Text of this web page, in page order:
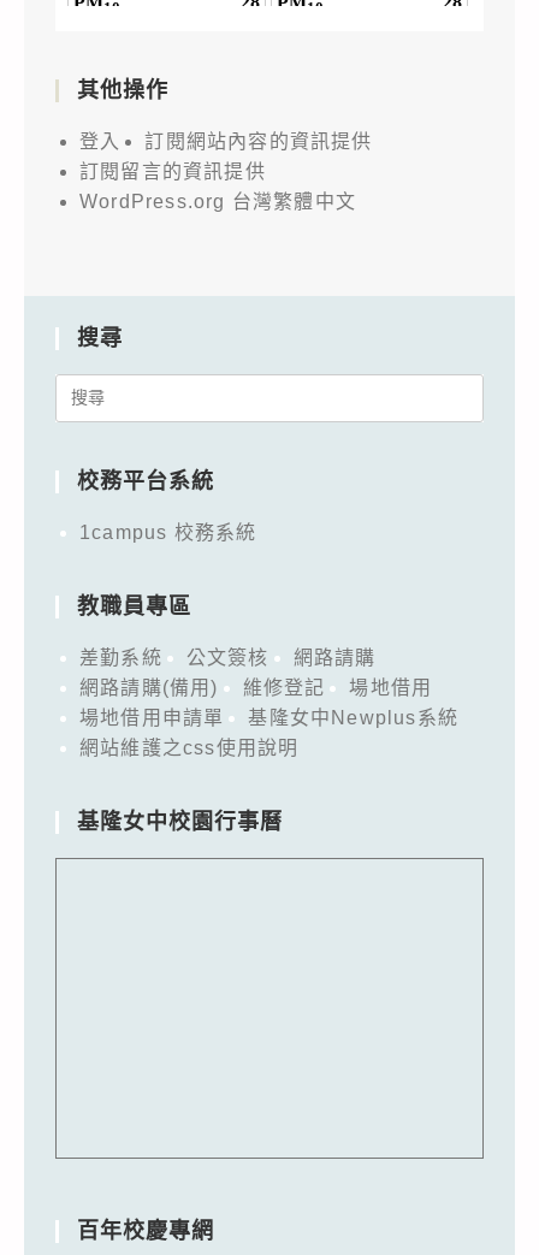
其他操作
登入
訂閱網站內容的資訊提供
訂閱留言的資訊提供
WordPress.org 台灣繁體中文
搜尋
Search
校務平台系統
1campus 校務系統
教職員專區
差勤系統 公文簽核
網路請購
網路請購(備用)
維修登記
場地借用
場地借用申請單
基隆女中Newplus系統
網站維護之css使用說明
基隆女中校園行事曆
百年校慶專網